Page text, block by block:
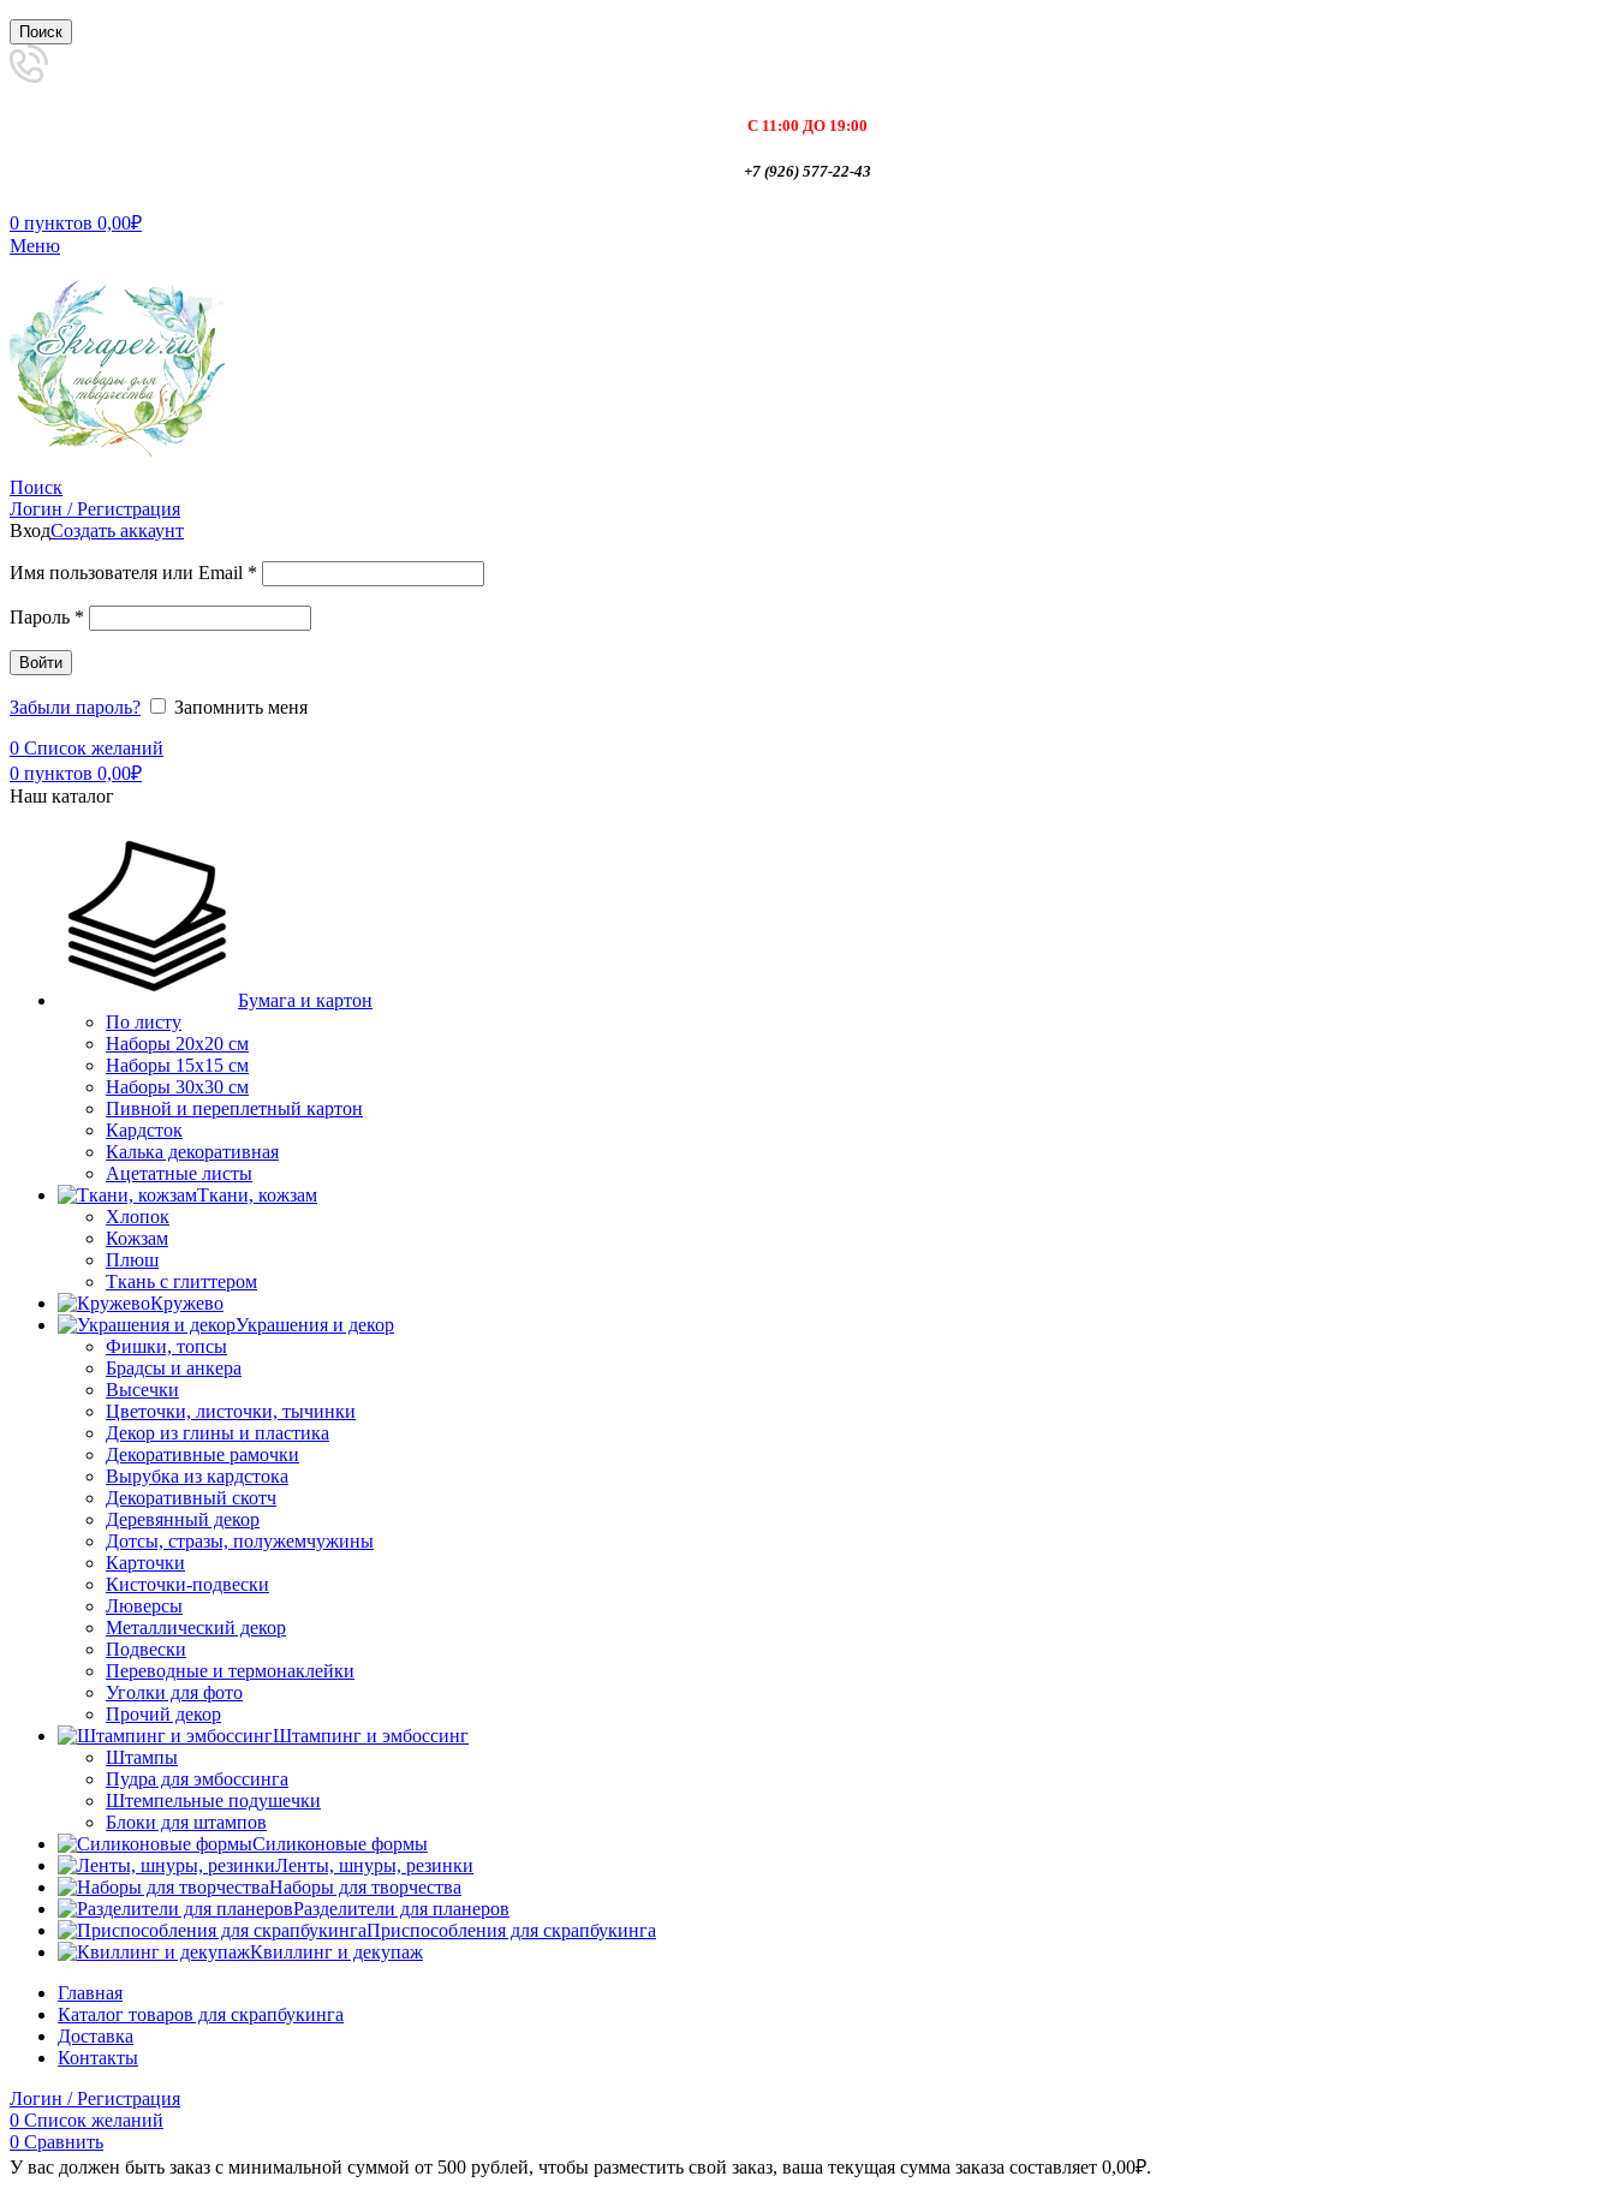
Поиск
С 11:00 ДО 19:00
+7 (926) 577-22-43
0 пунктов 0,00₽
Меню
Поиск
Логин / Регистрация
ВходСоздать аккаунт
Имя пользователя или Email *
Пароль *
Войти
Забыли пароль?
Запомнить меня
0 Список желаний
0 пунктов 0,00₽
Наш каталог
Бумага и картон
По листу
Наборы 20х20 см
Наборы 15х15 см
Наборы 30х30 см
Пивной и переплетный картон
Кардсток
Калька декоративная
Ацетатные листы
Ткани, кожзам
Хлопок
Кожзам
Плюш
Ткань с глиттером
Кружево
Украшения и декор
Фишки, топсы
Брадсы и анкера
Высечки
Цветочки, листочки, тычинки
Декор из глины и пластика
Декоративные рамочки
Вырубка из кардстока
Декоративный скотч
Деревянный декор
Дотсы, стразы, полужемчужины
Карточки
Кисточки-подвески
Люверсы
Металлический декор
Подвески
Переводные и термонаклейки
Уголки для фото
Прочий декор
Штампинг и эмбоссинг
Штампы
Пудра для эмбоссинга
Штемпельные подушечки
Блоки для штампов
Силиконовые формы
Ленты, шнуры, резинки
Наборы для творчества
Разделители для планеров
Приспособления для скрапбукинга
Квиллинг и декупаж
Главная
Каталог товаров для скрапбукинга
Доставка
Контакты
Логин / Регистрация
0 Список желаний
0 Сравнить
У вас должен быть заказ с минимальной суммой от 500 рублей, чтобы разместить свой заказ, ваша текущая сумма заказа составляет 0,00₽.